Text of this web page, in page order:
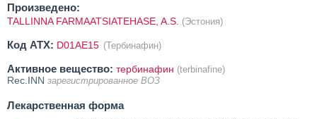
Произведено:
TALLINNA FARMAATSIATEHASE, A.S. (Эстония)
Код ATX: D01AE15 (Тербинафин)
Активное вещество: тербинафин (terbinafine)
Rec.INN зарегистрированное ВОЗ
Лекарственная форма